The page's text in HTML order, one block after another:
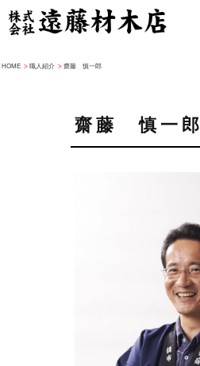
HOME > 職人紹介 > 齋藤 慎一郎
齋藤 慎一郎